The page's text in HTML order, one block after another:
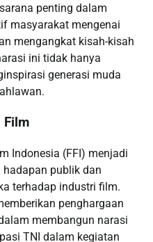
penting dalam
masyarakat mengenai
mengangkat kisah-kisah
ini tidak hanya
generasi muda
Film
Indonesia (FFI) menjadi
publik dan
terhadap industri film.
penghargaan
membangun narasi
TNI dalam kegiatan